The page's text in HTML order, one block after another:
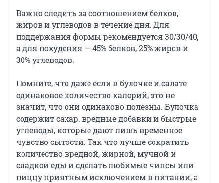
Важно следить за соотношением белков,
жиров и углеводов в течение дня. Для
поддержания формы рекомендуется 30/30/40,
а для похудения — 45% белков, 25% жиров и
30% углеводов.
Помните, что даже если в булочке и салате
одинаковое количество калорий, это не
значит, что они одинаково полезны. Булочка
содержит сахар, вредные добавки и быстрые
углеводы, которые дают лишь временное
чувство сытости. Так что лучше сократить
количество вредной, жирной, мучной и
сладкой еды и сделать любимые чипсы или
пиццу приятным исключением в питании, а